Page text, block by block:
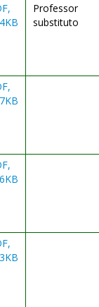
Professor
substituto